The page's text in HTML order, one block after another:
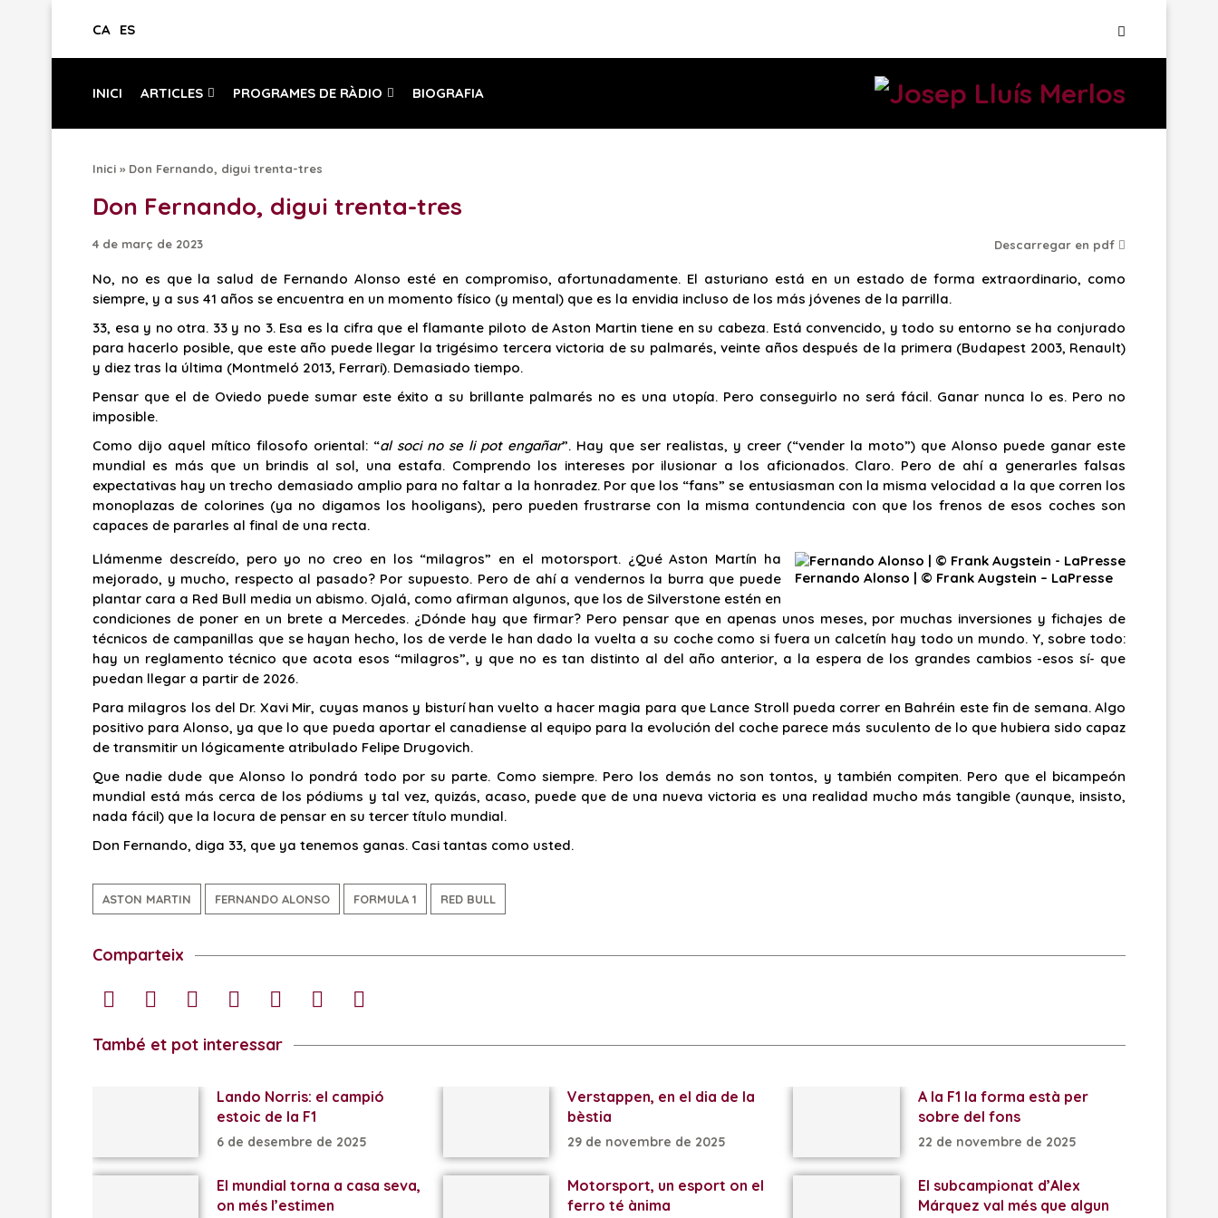
CA ES
INICI ARTICLES PROGRAMES DE RÀDIO BIOGRAFIA
Inici » Don Fernando, digui trenta-tres
Don Fernando, digui trenta-tres
4 de març de 2023 Descarregar en pdf
No, no es que la salud de Fernando Alonso esté en compromiso, afortunadamente. El asturiano está en un estado de forma extraordinario, como
siempre, y a sus 41 años se encuentra en un momento físico (y mental) que es la envidia incluso de los más jóvenes de la parrilla.
33, esa y no otra. 33 y no 3. Esa es la cifra que el flamante piloto de Aston Martin tiene en su cabeza. Está convencido, y todo su entorno se ha conjurado
para hacerlo posible, que este año puede llegar la trigésimo tercera victoria de su palmarés, veinte años después de la primera (Budapest 2003, Renault)
y diez tras la última (Montmeló 2013, Ferrari). Demasiado tiempo.
Pensar que el de Oviedo puede sumar este éxito a su brillante palmarés no es una utopía. Pero conseguirlo no será fácil. Ganar nunca lo es. Pero no
imposible.
Como dijo aquel mítico filosofo oriental: “al soci no se li pot engañar”. Hay que ser realistas, y creer (“vender la moto”) que Alonso puede ganar este
mundial es más que un brindis al sol, una estafa. Comprendo los intereses por ilusionar a los aficionados. Claro. Pero de ahí a generarles falsas
expectativas hay un trecho demasiado amplio para no faltar a la honradez. Por que los “fans” se entusiasman con la misma velocidad a la que corren los
monoplazas de colorines (ya no digamos los hooligans), pero pueden frustrarse con la misma contundencia con que los frenos de esos coches son
capaces de pararles al final de una recta.
Fernando Alonso | © Frank Augstein – LaPresse
Llámenme descreído, pero yo no creo en los “milagros” en el motorsport. ¿Qué Aston Martín ha
mejorado, y mucho, respecto al pasado? Por supuesto. Pero de ahí a vendernos la burra que puede
plantar cara a Red Bull media un abismo. Ojalá, como afirman algunos, que los de Silverstone estén en
condiciones de poner en un brete a Mercedes. ¿Dónde hay que firmar? Pero pensar que en apenas unos meses, por muchas inversiones y fichajes de
técnicos de campanillas que se hayan hecho, los de verde le han dado la vuelta a su coche como si fuera un calcetín hay todo un mundo. Y, sobre todo:
hay un reglamento técnico que acota esos “milagros”, y que no es tan distinto al del año anterior, a la espera de los grandes cambios -esos sí- que
puedan llegar a partir de 2026.
Para milagros los del Dr. Xavi Mir, cuyas manos y bisturí han vuelto a hacer magia para que Lance Stroll pueda correr en Bahréin este fin de semana. Algo
positivo para Alonso, ya que lo que pueda aportar el canadiense al equipo para la evolución del coche parece más suculento de lo que hubiera sido capaz
de transmitir un lógicamente atribulado Felipe Drugovich.
Que nadie dude que Alonso lo pondrá todo por su parte. Como siempre. Pero los demás no son tontos, y también compiten. Pero que el bicampeón
mundial está más cerca de los pódiums y tal vez, quizás, acaso, puede que de una nueva victoria es una realidad mucho más tangible (aunque, insisto,
nada fácil) que la locura de pensar en su tercer título mundial.
Don Fernando, diga 33, que ya tenemos ganas. Casi tantas como usted.
ASTON MARTIN FERNANDO ALONSO FORMULA 1 RED BULL
Comparteix
També et pot interessar
Lando Norris: el campió
estoic de la F1
6 de desembre de 2025
Verstappen, en el dia de la
bèstia
29 de novembre de 2025
A la F1 la forma està per
sobre del fons
22 de novembre de 2025
El mundial torna a casa seva,
on més l’estimen
Motorsport, un esport on el
ferro té ànima
El subcampionat d’Alex
Márquez val més que algun